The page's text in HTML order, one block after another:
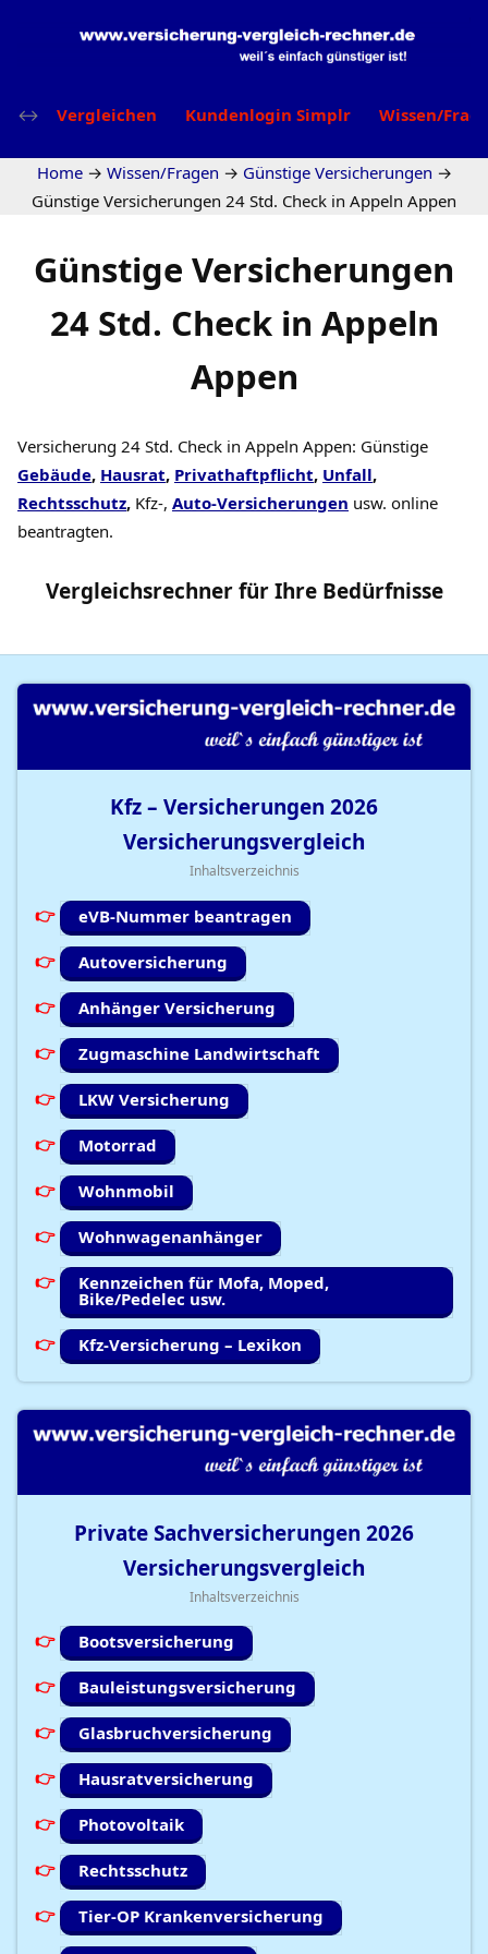
Vergleichen Kundenlogin Simplr Wissen/
Home → Wissen/Fragen → Günstige Versicherungen →
Günstige Versicherungen 24 Std. Check in Appeln Appen
Günstige Versicherungen
24 Std. Check in Appeln
Appen
Versicherung 24 Std. Check in Appeln Appen: Günstige
Gebäude, Hausrat, Privathaftpflicht, Unfall,
Rechtsschutz, Kfz-, Auto-Versicherungen usw. online
beantragten.
Vergleichsrechnerfür Ihre Bedürfnisse
Kfz – Versicherungen 2026
Versicherungsvergleich
Inhaltsverzeichnis
eVB-Nummer beantragen
Autoversicherung
Anhänger Versicherung
Zugmaschine Landwirtschaft
LKW Versicherung
Motorrad
Wohnmobil
Wohnwagenanhänger
Kennzeichen für Mofa, Moped,
Bike/Pedelec usw.
Kfz-Versicherung – Lexikon
Private Sachversicherungen 2026
Versicherungsvergleich
Inhaltsverzeichnis
Bootsversicherung
Bauleistungsversicherung
Glasbruchversicherung
Hausratversicherung
Photovoltaik
Rechtsschutz
Tier-OP Krankenversicherung